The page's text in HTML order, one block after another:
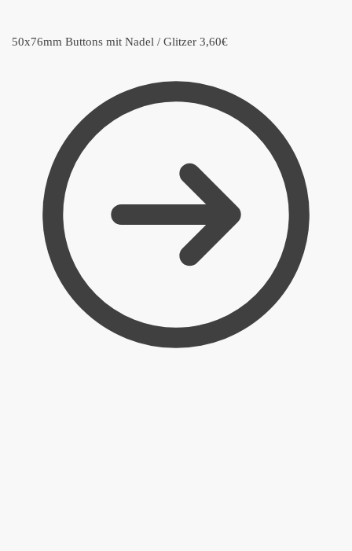
50x76mm Buttons mit Nadel / Glitzer 3,60€